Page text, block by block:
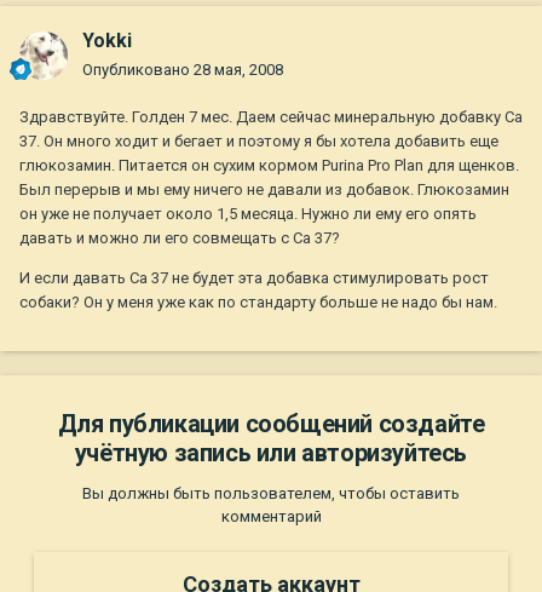
Yokki
Опубликовано 28 мая, 2008
Здравствуйте. Голден 7 мес. Даем сейчас минеральную добавку Са
37. Он много ходит и бегает и поэтому я бы хотела добавить еще
глюкозамин. Питается он сухим кормом Purina Pro Plan для щенков.
Был перерыв и мы ему ничего не давали из добавок. Глюкозамин
он уже не получает около 1,5 месяца. Нужно ли ему его опять
давать и можно ли его совмещать с Са 37?
И если давать Са 37 не будет эта добавка стимулировать рост
собаки? Он у меня уже как по стандарту больше не надо бы нам.
Для публикации сообщений создайте
учётную запись или авторизуйтесь
Вы должны быть пользователем, чтобы оставить
комментарий
Создать аккаунт